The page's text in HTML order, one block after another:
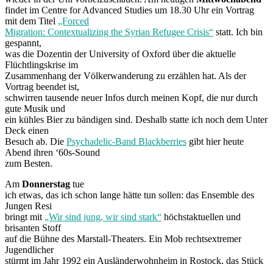
findet im Centre for Advanced Studies um 18.30 Uhr ein Vortrag
mit dem Titel „Forced
Migration: Contextualizing the Syrian Refugee Crisis“ statt. Ich bin
gespannt,
was die Dozentin der University of Oxford über die aktuelle
Flüchtlingskrise im
Zusammenhang der Völkerwanderung zu erzählen hat. Als der
Vortrag beendet ist,
schwirren tausende neuer Infos durch meinen Kopf, die nur durch
gute Musik und
ein kühles Bier zu bändigen sind. Deshalb statte ich noch dem Unter
Deck einen
Besuch ab. Die Psychadelic-Band Blackberries gibt hier heute
Abend ihren ‘60s-Sound
zum Besten.
Am Donnerstag tue
ich etwas, das ich schon lange hätte tun sollen: das Ensemble des
Jungen Resi
bringt mit „Wir sind jung, wir sind stark“ höchstaktuellen und
brisanten Stoff
auf die Bühne des Marstall-Theaters. Ein Mob rechtsextremer
Jugendlicher
stürmt im Jahr 1992 ein Ausländerwohnheim in Rostock, das Stück